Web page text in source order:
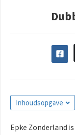
Inhoudsopgave
Epke Zonderland